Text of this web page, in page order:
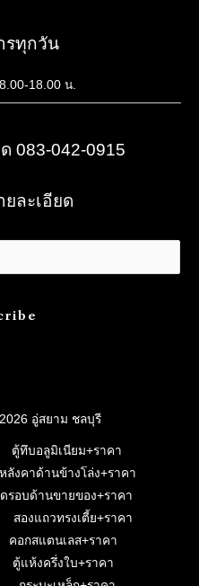
รทุกวัน
18.00 น.
083-042-0915
ละเอียด
อู่สยาม ชลบุรี
ตู้ทึบอลูมิเนียม+ราคา
หลังคาด้านข้างโล่ง+ราคา
ดรอบด้านขายของ+ราคา
สองแถวทรงเตี้ย+ราคา
คอกสแตนเลส+ราคา
ตู้แห้งครึ่งใบ+ราคา